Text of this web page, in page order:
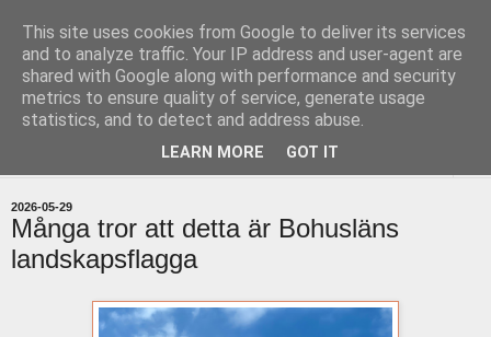
uddevallabloggen.se
med stort och smått från Uddevallas horisont
2026-05-29
Många tror att detta är Bohusläns
landskapsflagga
This site uses cookies from Google to deliver its services
and to analyze traffic. Your IP address and user-agent are
shared with Google along with performance and security
metrics to ensure quality of service, generate usage
statistics, and to detect and address abuse.
LEARN MORE GOT IT